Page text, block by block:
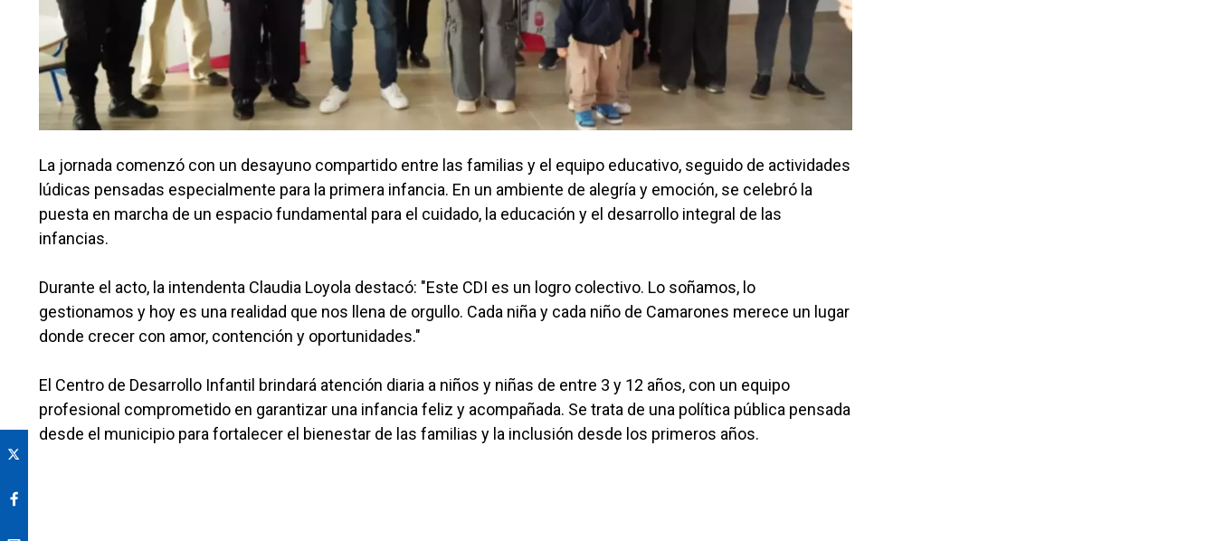
La jornada comenzó con un desayuno compartido entre las familias y el equipo educativo, seguido de actividades
lúdicas pensadas especialmente para la primera infancia. En un ambiente de alegría y emoción, se celebró la
puesta en marcha de un espacio fundamental para el cuidado, la educación y el desarrollo integral de las
infancias.
Durante el acto, la intendenta Claudia Loyola destacó: "Este CDI es un logro colectivo. Lo soñamos, lo
gestionamos y hoy es una realidad que nos llena de orgullo. Cada niña y cada niño de Camarones merece un lugar
donde crecer con amor, contención y oportunidades."
El Centro de Desarrollo Infantil brindará atención diaria a niños y niñas de entre 3 y 12 años, con un equipo
profesional comprometido en garantizar una infancia feliz y acompañada. Se trata de una política pública pensada
desde el municipio para fortalecer el bienestar de las familias y la inclusión desde los primeros años.